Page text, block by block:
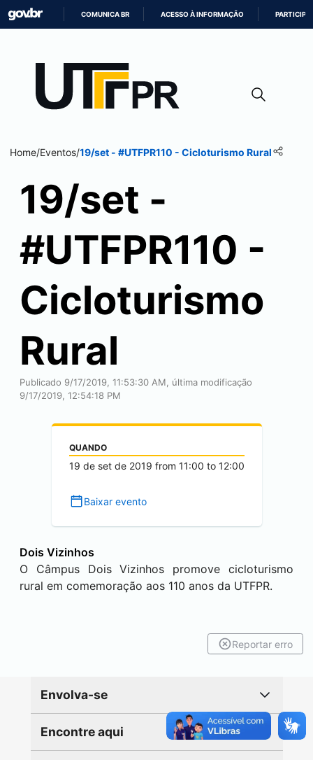
CONTEÚDO
COMUNICA BR ACESSO À INFORMAÇÃO PARTICIPE
Home/Eventos/19/set - #UTFPR110 - Cicloturismo Rural
19/set -
#UTFPR110 -
Cicloturismo
Rural
Publicado 9/17/2019, 11:53:30 AM, última modificação
9/17/2019, 12:54:18 PM
QUANDO
19 de set de 2019 from 11:00 to 12:00
Baixar evento
Dois Vizinhos
O Câmpus Dois Vizinhos
promove cicloturismo
rural em comemoração aos 110 anos da UTFPR.
Reportar erro
Envolva-se
Encontre aqui